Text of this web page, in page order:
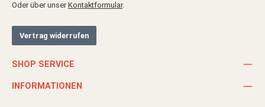
Oder über unser Kontaktformular.
Vertrag widerrufen
SHOP SERVICE
INFORMATIONEN